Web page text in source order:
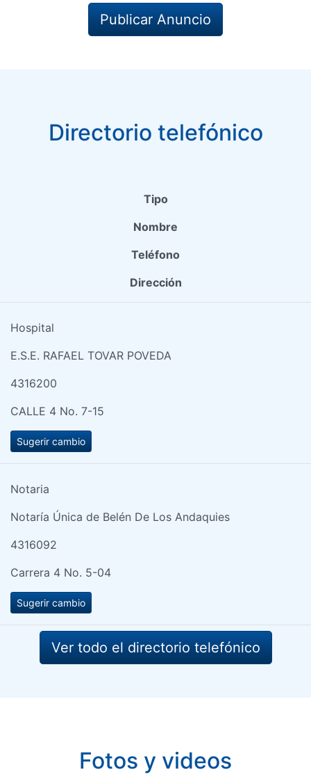
Publicar Anuncio
Directorio telefónico
Tipo
Nombre
Teléfono
Dirección
Hospital
E.S.E. RAFAEL TOVAR POVEDA
4316200
CALLE 4 No. 7-15
Sugerir cambio
Notaria
Notaría Única de Belén De Los Andaquies
4316092
Carrera 4 No. 5-04
Sugerir cambio
Ver todo el directorio telefónico
Fotos y videos